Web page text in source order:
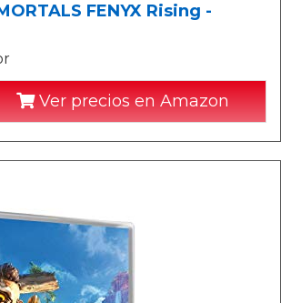
FENYX Rising -
Ver precios en Amazon